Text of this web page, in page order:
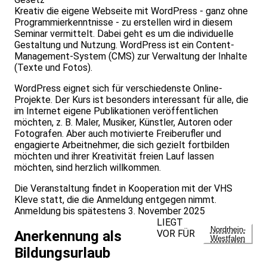
Kreativ die eigene Webseite mit WordPress - ganz ohne
Programmierkenntnisse - zu erstellen wird in diesem
Seminar vermittelt. Dabei geht es um die individuelle
Gestaltung und Nutzung. WordPress ist ein Content-
Management-System (CMS) zur Verwaltung der Inhalte
(Texte und Fotos).
WordPress eignet sich für verschiedenste Online-
Projekte. Der Kurs ist besonders interessant für alle, die
im Internet eigene Publikationen veröffentlichen
möchten, z. B. Maler, Musiker, Künstler, Autoren oder
Fotografen. Aber auch motivierte Freiberufler und
engagierte Arbeitnehmer, die sich gezielt fortbilden
möchten und ihrer Kreativität freien Lauf lassen
möchten, sind herzlich willkommen.
Die Veranstaltung findet in Kooperation mit der VHS
Kleve statt, die die Anmeldung entgegen nimmt.
Anmeldung bis spätestens 3. November 2025
Anerkennung als
Bildungsurlaub
LIEGT
VOR FÜR
Nordrhein-
Westfalen